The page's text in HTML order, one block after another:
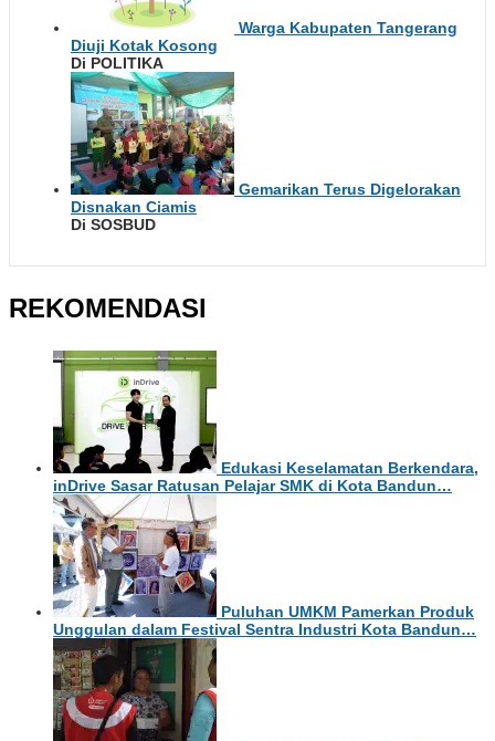
Warga Kabupaten Tangerang
Diuji Kotak Kosong
Di POLITIKA
Gemarikan Terus Digelorakan
Disnakan Ciamis
Di SOSBUD
REKOMENDASI
Edukasi Keselamatan Berkendara,
inDrive Sasar Ratusan Pelajar SMK di Kota Bandun…
Puluhan UMKM Pamerkan Produk
Unggulan dalam Festival Sentra Industri Kota Bandun…